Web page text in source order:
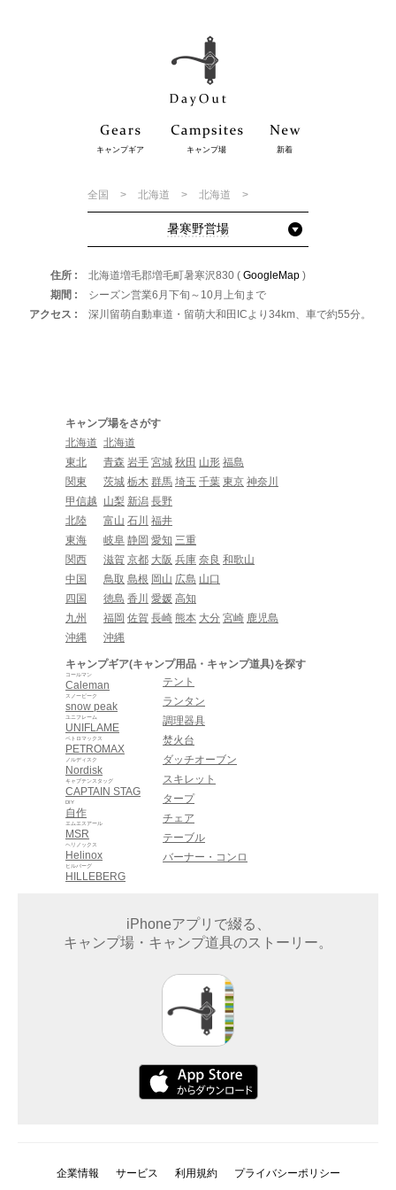
キャンプギア キャンプ場 新着
全国 北海道 北海道
暑寒野営場
住所 北海道増毛郡増毛町暑寒沢830 ( GoogleMap )
期間
シーズン営業6月下旬～10月上旬まで
アクセス
深川留萌自動車道・留萌大和田ICより34km、車で約55分。
キャンプ場をさがす
北海道 北海道
東北
青森 岩手 宮城 秋田 山形 福島
関東
茨城 栃木 群馬 埼玉 千葉 東京 神奈川
甲信越
山梨 新潟 長野
北陸
富山 石川 福井
東海
岐阜 静岡 愛知 三重
関西
滋賀 京都 大阪 兵庫 奈良 和歌山
中国
鳥取 島根 岡山 広島 山口
四国
徳島 香川 愛媛 高知
九州
福岡 佐賀 長崎 熊本 大分 宮崎 鹿児島
沖縄
沖縄
キャンプギア(キャンプ用品・キャンプ道具)を探す
Caleman
コールマン
snow peak
スノーピーク
UNIFLAME
ユニフレーム
PETROMAX
ペトロマックス
Nordisk
ノルディスク
CAPTAIN STAG
キャプテンスタッグ
自作
DIY
MSR
エムエスアール
Helinox
ヘリノックス
HILLEBERG
ヒルバーグ
テント
ランタン
調理器具
焚火台
ダッチオーブン
スキレット
タープ
チェア
テーブル
バーナー・コンロ
iPhoneアプリで綴る、
キャンプ場・キャンプ道具のストーリー。
企業情報 サービス 利用規約 プライバシーポリシー